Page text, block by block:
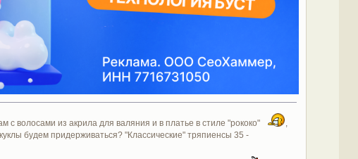
волосами из акрила для валяния и в платье в стиле "рококо"
,
будем придерживаться? "Классические" тряпиенсы 35 -